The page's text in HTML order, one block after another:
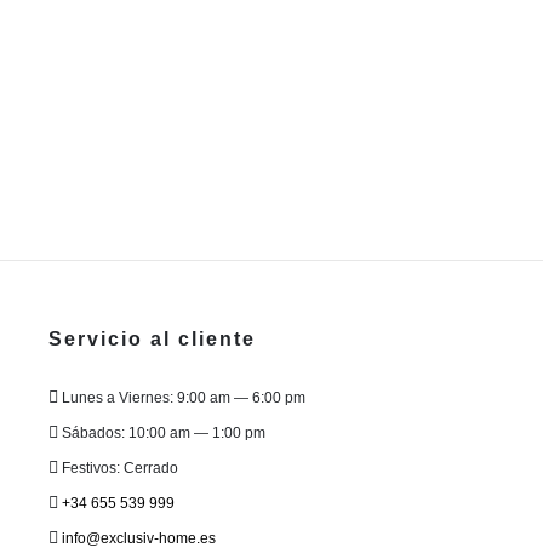
Servicio al cliente
Lunes a Viernes: 9:00 am — 6:00 pm
Sábados: 10:00 am — 1:00 pm
Festivos: Cerrado
+34 655 539 999
info@exclusiv-home.es